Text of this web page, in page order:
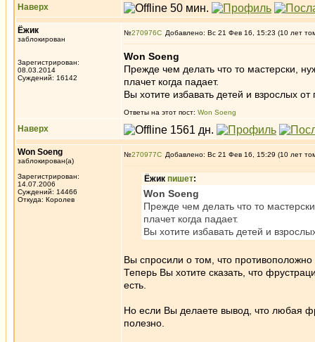
Наверх
Ёжик
заблокирован
Зарегистрирован:
08.03.2014
Суждений: 16142
№270976 Добавлено: Вс 21 Фев 16, 15:23 (10 лет
Won Soeng
Прежде чем делать что то мастерски,
плачет когда падает.
Вы хотите избавать детей и взрослых
Ответы на этот пост: Won Soeng
Наверх
Won Soeng
заблокирован(а)
Зарегистрирован:
14.07.2006
Суждений: 14466
Откуда: Королев
№270977 Добавлено: Вс 21 Фев 16, 15:29 (10 лет
Ёжик пишет:
Won Soeng
Прежде чем делать что то
плачет когда падает.
Вы хотите избавать детей и
Вы спросили о том, что
Теперь Вы хотите сказать, что
есть.
Но если Вы делаете вывод, что любая
полезно.